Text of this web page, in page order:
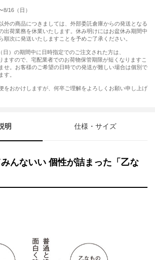
16（日）
外の商品につきましては、外部委託倉庫からの発送となる
出荷業務を休業いたします。休み明けにはお盆休み期間中
順次に発送いたしますことを予めご了承ください。
）の期間中に日時指定でのご注文された方は、
ますので、宅配業者でのお荷物保管期限が短くなりますこ
せ。お客様のご希望の日時での発送が難しい場合は個別で
す。
をおかけしますが、何卒ご理解をよろしくお願い申し上げ
明 仕様・サイズ
んないい 個性が詰まった「乙な